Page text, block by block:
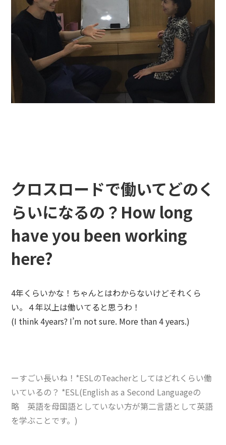
クロスロードで働いてどのく
らいになるの？How long
have you been working
here?
4年くらいかな！ちゃんとはわからないけどそれくら
い。４年以上は働いてると思うわ！
(I think 4years? I’m not sure. More than 4 years.)
ーすごい長いね！*ESLのTeacherとしてはどれくらい働
いているの？ *ESL(English as a Second Languageの
略 英語を母国語としていない方が第二言語として英語
を学ぶことです。)